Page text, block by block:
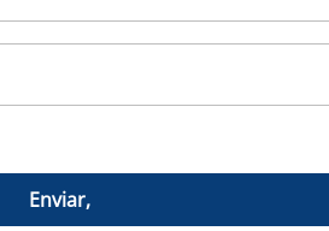
Enviar,